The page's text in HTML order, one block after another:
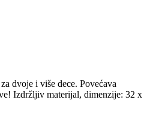
dvoje i više dece. Povećava
Izdržljiv materijal, dimenzije: 32 x